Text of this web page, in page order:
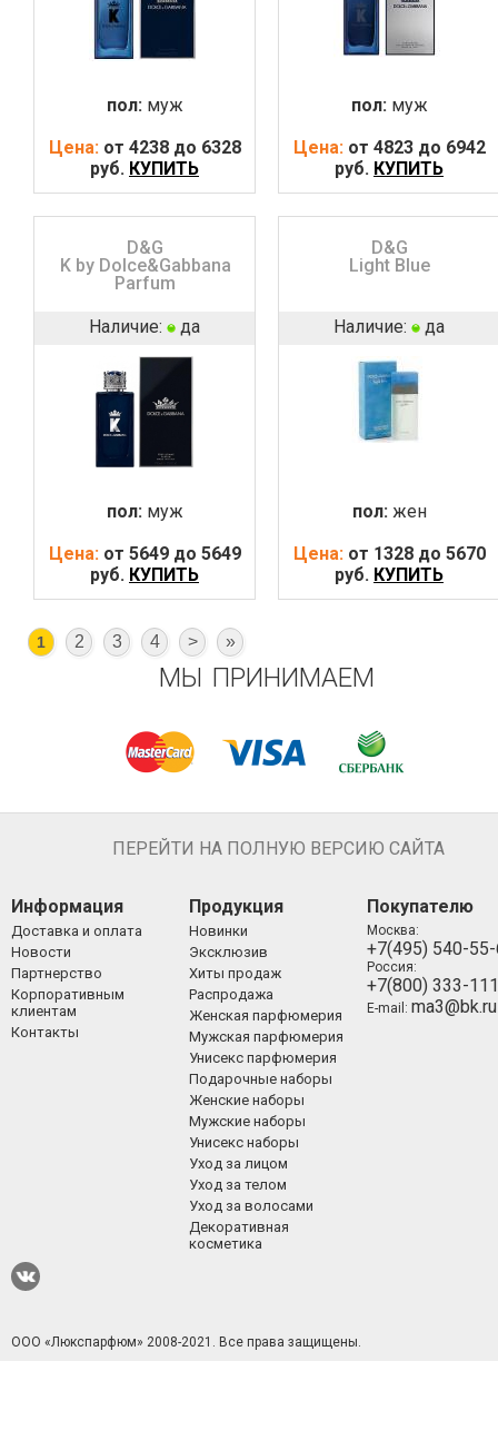
пол: муж
Цена: от 4238 до 6328
руб. КУПИТЬ
пол: муж
Цена: от 4823 до 6942
руб. КУПИТЬ
D&G
K by Dolce&Gabbana
Parfum
Наличие: да
пол: муж
Цена: от 5649 до 5649
руб. КУПИТЬ
D&G
Light Blue
Наличие: да
пол: жен
Цена: от 1328 до 5670
руб. КУПИТЬ
1 2 3 4 > »
МЫ ПРИНИМАЕМ
ПЕРЕЙТИ НА ПОЛНУЮ ВЕРСИЮ САЙТА
Информация
Доставка и оплата
Новости
Партнерство
Корпоративным
клиентам
Контакты
Продукция
Новинки
Эксклюзив
Хиты продаж
Распродажа
Женская парфюмерия
Мужская парфюмерия
Унисекс парфюмерия
Подарочные наборы
Женские наборы
Мужские наборы
Унисекс наборы
Уход за лицом
Уход за телом
Уход за волосами
Декоративная
косметика
Покупателю
Москва:
+7(495) 540-
Россия:
+7(800) 333-
E-mail: ma3@bk.ru
ООО «Люкспарфюм» 2008-2021. Все права защищены.